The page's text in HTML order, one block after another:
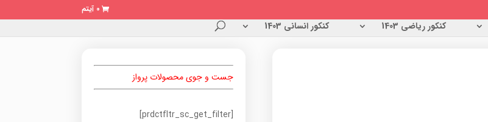
0 آیتم
کنکور ریاضی 1403 کنکور انسانی 1403
جست و جوی محصولات پرواز
[prdctfltr_sc_get_filter]